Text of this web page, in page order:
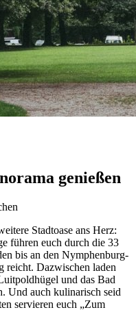
genießen
Stadtoase ans Herz:
führen euch durch die 33
bis an den Nymphenburg-
reicht. Dazwischen laden
und das Bad
Und auch kulinarisch seid
servieren euch „Zum